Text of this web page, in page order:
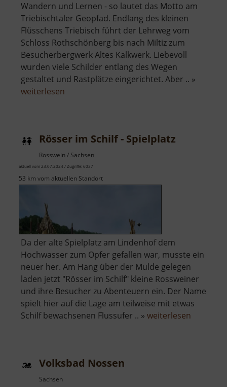
Wandern und Lernen - so lautet das Motto am
Triebischtaler Geopfad. Endlang des kleinen
Flüsschens Triebisch führt der Lehrweg vom
Schloss Rothschönberg bis nach Miltiz zum
Besucherbergwerk Altes Kalkwerk. Liebevoll
wurden viele Schilder entlang des Wegen
gestaltet und Rastplätze eingerichtet. Aber .. »
weiterlesen
Rösser im Schilf - Spielplatz
Rosswein / Sachsen
aktuell vom 23.07.2024 / Zugriffe: 6037
53 km vom aktuellen Standort
Da der alte Spielplatz am Lindenhof dem
Hochwasser zum Opfer gefallen war, musste ein
neuer her. Am Hang über der Mulde gelegen
laden jetzt "Rösser im Schilf" kleine Rossweiner
und ihre Besucher zu Abenteuern ein. Der Name
spielt hier auf die Lage am teilweise mit etwas
Schilf bewachsenen Flussufer .. » weiterlesen
Volksbad Nossen
Sachsen